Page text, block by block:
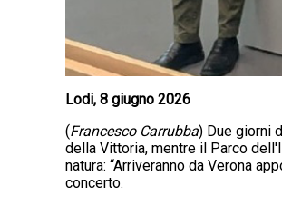
Lodi, 8 giugno 2026
(Francesco Carrubba) Due giorni
della Vittoria, mentre il Parco
natura: “Arriveranno da Verona
concerto.